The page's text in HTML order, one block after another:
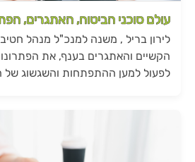
עולם סוכני הביטוח, האתגרים,
לירון בריל , משנה למנכ"ל מנהל
הקשיים והאתגרים בענף, את
לפעול למען ההתפתחות והשגשוג של